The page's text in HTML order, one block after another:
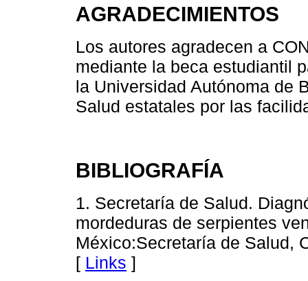
AGRADECIMIENTOS
Los autores agradecen a
mediante la beca estudiantil
la Universidad Autónoma de
Salud estatales por las
BIBLIOGRAFÍA
1. Secretaría de Salud.
mordeduras de serpientes
México:Secretaría de Salud,
[ Links ]